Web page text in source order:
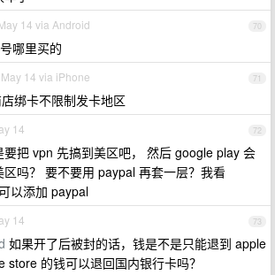
70
14 via Android
哪里买的
71
May 14 via iPhone
绑卡不限制发卡地区
72
14
要把 vpn 先搞到美区吧， 然后 google play 会
吗？ 要不要用 paypal 再套一层？我看
以添加 paypal
73
14
如果开了后被封的话，钱是不是只能退到 apple
store 的钱可以退回国内银行卡吗？